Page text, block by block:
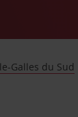
Galles du Sud